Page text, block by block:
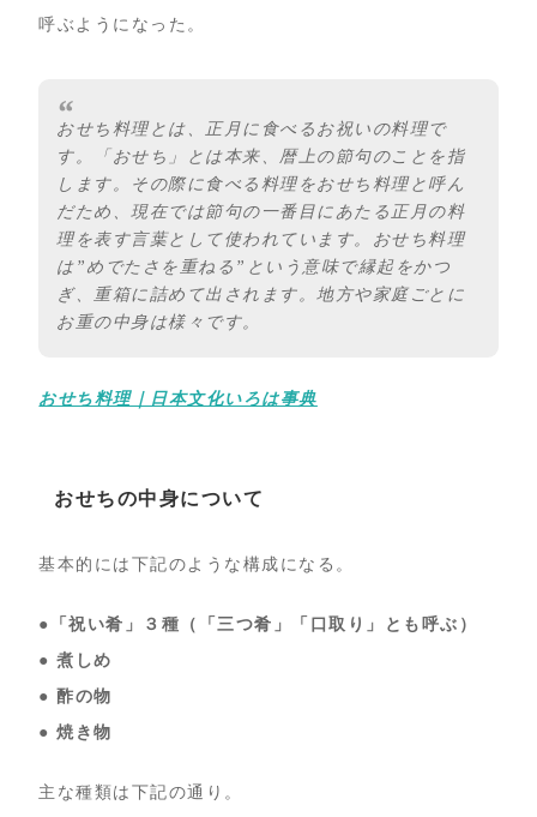
呼ぶようになった。
おせち料理とは、正月に食べるお祝いの料理で
す。「おせち」とは本来、暦上の節句のことを指
します。その際に食べる料理をおせち料理と呼ん
だため、現在では節句の一番目にあたる正月の料
理を表す言葉として使われています。おせち料理
は”めでたさを重ねる”という意味で縁起をかつ
ぎ、重箱に詰めて出されます。地方や家庭ごとに
お重の中身は様々です。
おせち料理｜日本文化いろは事典
おせちの中身について
基本的には下記のような構成になる。
●「祝い肴」３種（「三つ肴」「口取り」とも呼ぶ）
● 煮しめ
● 酢の物
● 焼き物
主な種類は下記の通り。